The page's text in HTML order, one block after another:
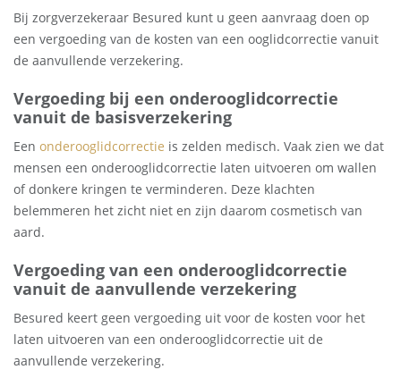
Bij zorgverzekeraar Besured kunt u geen aanvraag doen op
een vergoeding van de kosten van een ooglidcorrectie vanuit
de aanvullende verzekering.
Vergoeding bij een onderooglidcorrectie
vanuit de basisverzekering
Een onderooglidcorrectie is zelden medisch. Vaak zien we dat
mensen een onderooglidcorrectie laten uitvoeren om wallen
of donkere kringen te verminderen. Deze klachten
belemmeren het zicht niet en zijn daarom cosmetisch van
aard.
Vergoeding van een onderooglidcorrectie
vanuit de aanvullende verzekering
Besured keert geen vergoeding uit voor de kosten voor het
laten uitvoeren van een onderooglidcorrectie uit de
aanvullende verzekering.